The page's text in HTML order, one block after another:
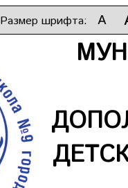
Размер шрифта: A